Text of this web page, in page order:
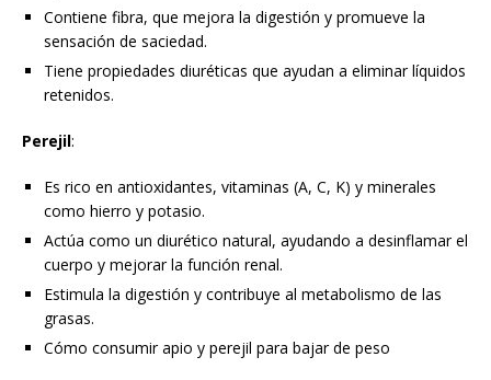
Contiene fibra, que mejora la digestión y promueve la
sensación de saciedad.
Tiene propiedades diuréticas que ayudan a eliminar líquidos
retenidos.
Perejil:
Es rico en antioxidantes, vitaminas (A, C, K) y minerales
como hierro y potasio.
Actúa como un diurético natural, ayudando a desinflamar el
cuerpo y mejorar la función renal.
Estimula la digestión y contribuye al metabolismo de las
grasas.
Cómo consumir apio y perejil para bajar de peso